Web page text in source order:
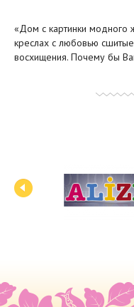
«Дом с картинки модного
креслах с любовью
восхищения. Почему бы